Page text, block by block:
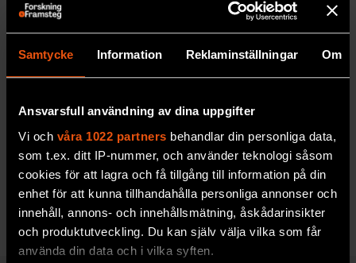
Samtycke Information Reklaminställningar Om
Ansvarsfull användning av dina uppgifter
Vi och våra 1022 partners behandlar din personliga data,
som t.ex. ditt IP-nummer, och använder teknologi såsom
cookies för att lagra och få tillgång till information på din
enhet för att kunna tillhandahålla personliga annonser och
innehåll, annons- och innehållsmätning, åskådarinsikter
och produktutveckling. Du kan själv välja vilka som får
använda din data och i vilka syften.
Kan denna utvinning ha påverkat jordens
förkastningar och bidragit till fler jordbävningar
och tsunamier?/Claes Ivarson, som ej är
naturvetare
MILJÖ & KLIMAT